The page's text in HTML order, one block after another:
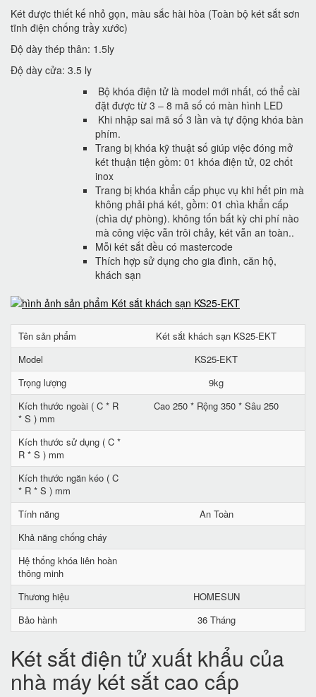
Két được thiết kế nhỏ gọn, màu sắc hài hòa (Toàn bộ két sắt sơn
tĩnh điện chống trầy xước)
Độ dày thép thân: 1.5ly
Độ dày cửa: 3.5 ly
Bộ khóa điện tử là model mới nhất, có thể cài
đặt được từ 3 – 8 mã số có màn hình LED
Khi nhập sai mã số 3 lần và tự động khóa bàn
phím.
Trang bị khóa kỹ thuật số giúp việc đóng mở
két thuận tiện gồm: 01 khóa điện tử, 02 chốt
inox
Trang bị khóa khẩn cấp phục vụ khi hết pin mà
không phải phá két, gồm: 01 chìa khẩn cấp
(chìa dự phòng). không tốn bất kỳ chi phí nào
mà công việc vẫn trôi chảy, két vẫn an toàn..
Mỗi két sắt đều có mastercode
Thích hợp sử dụng cho gia đình, căn hộ,
khách sạn
Tên sản phẩm
Két sắt khách sạn KS25-EKT
Model
KS25-EKT
Trọng lượng
9kg
Kích thước ngoài ( C * R
* S ) mm
Cao 250 * Rộng 350 * Sâu 250
Kích thước sử dụng ( C *
R * S ) mm
Kích thước ngăn kéo ( C
* R * S ) mm
Tính năng
An Toàn
Khả năng chống cháy
Hệ thống khóa liên hoàn
thông minh
Thương hiệu
HOMESUN
Bảo hành
36 Tháng
Két sắt điện tử xuất khẩu của
nhà máy két sắt cao cấp